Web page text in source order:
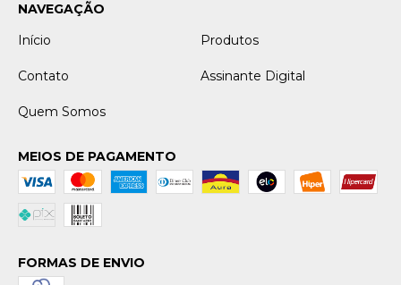
NAVEGAÇÃO
Início
Produtos
Contato Assinante Digital
Quem Somos
MEIOS DE PAGAMENTO
FORMAS DE ENVIO